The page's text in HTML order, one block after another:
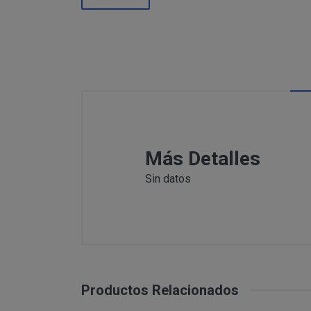
Más Detalles
Sin datos
Productos Relacionados
Sábado:
Sábado:
eficaces, a
en pantalla.
MODIFICACION O
DESISTIMIENTO DE
Productos que